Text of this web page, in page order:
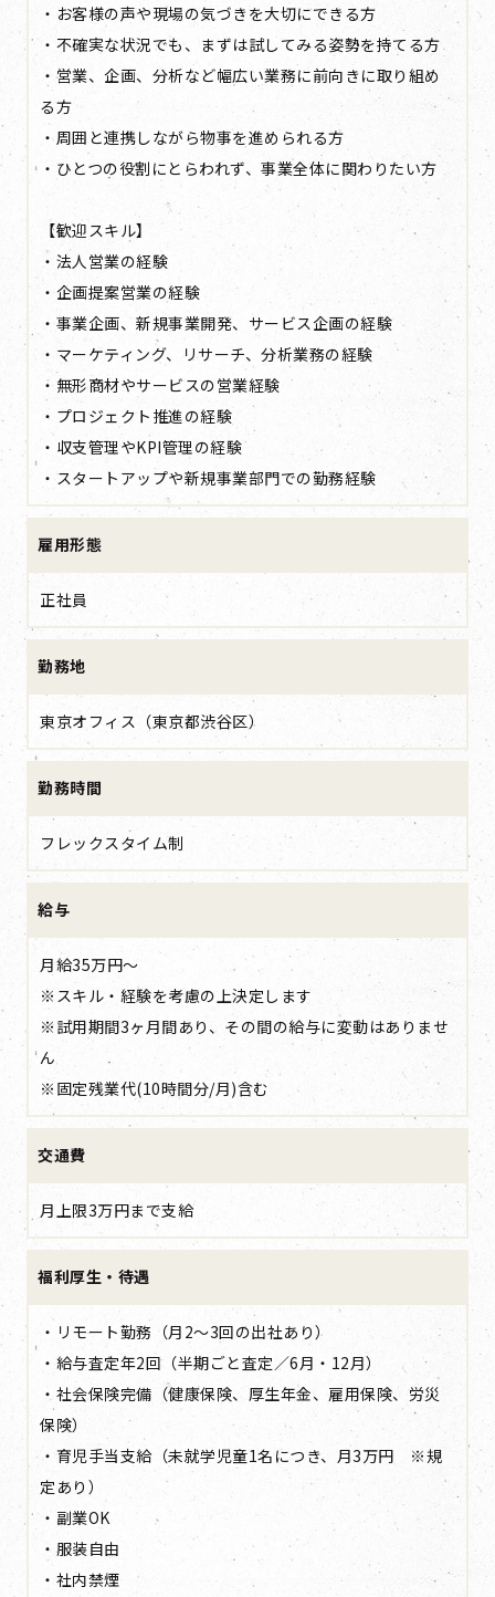
・お客様の声や現場の気づきを大切にできる方
・不確実な状況でも、まずは試してみる姿勢を持てる方
・営業、企画、分析など幅広い業務に前向きに取り組め
る方
・周囲と連携しながら物事を進められる方
・ひとつの役割にとらわれず、事業全体に関わりたい方
【歓迎スキル】
・法人営業の経験
・企画提案営業の経験
・事業企画、新規事業開発、サービス企画の経験
・マーケティング、リサーチ、分析業務の経験
・無形商材やサービスの営業経験
・プロジェクト推進の経験
・収支管理やKPI管理の経験
・スタートアップや新規事業部門での勤務経験
雇用形態
正社員
勤務地
東京オフィス（東京都渋谷区）
勤務時間
フレックスタイム制
給与
月給35万円～
※スキル・経験を考慮の上決定します
※試用期間3ヶ月間あり、その間の給与に変動はありませ
ん
※固定残業代(10時間分/月)含む
交通費
月上限3万円まで支給
福利厚生・待遇
・リモート勤務（月2～3回の出社あり）
・給与査定年2回（半期ごと査定／6月・12月）
・社会保険完備（健康保険、厚生年金、雇用保険、労災
保険）
・育児手当支給（未就学児童1名につき、月3万円 ※規
定あり）
・副業OK
・服装自由
・社内禁煙